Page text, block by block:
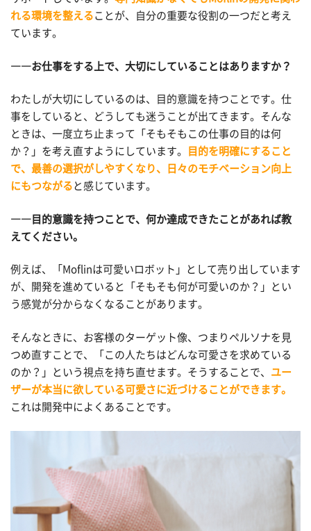
れる環境を整える ことが、自分の重要な役割の一つだと考え
ています。
――お仕事をする上で、大切にしていることはありますか？
わたしが大切にしているのは、目的意識を持つことです。仕
事をしていると、どうしても迷うことが出てきます。そんな
ときは、一度立ち止まって「そもそもこの仕事の目的は何
か？」を考え直すようにしています。
目的を明確にすること
で、最善の選択がしやすくなり、日々のモチベーション向上
にもつながる と感じています。
――目的意識を持つことで、何か達成できたことがあれば教
えてください。
例えば、「Moflinは可愛いロボット」として売り出しています
が、開発を進めていると「そもそも何が可愛いのか？」とい
う感覚が分からなくなることがあります。
そんなときに、お客様のターゲット像、つまりペルソナを見
つめ直すことで、「この人たちはどんな可愛さを求めている
のか？」という視点を持ち直せます。そうすることで、 ユー
ザーが本当に欲している可愛さに近づけることができます。
これは開発中によくあることです。